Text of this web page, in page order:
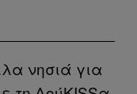
νησιά για